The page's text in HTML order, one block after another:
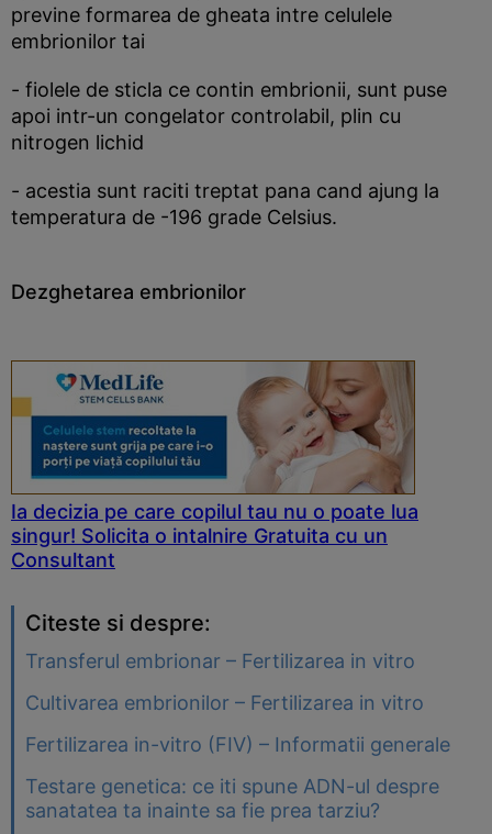
previne formarea de gheata intre celulele
embrionilor tai
- fiolele de sticla ce contin embrionii, sunt puse
apoi intr-un congelator controlabil, plin cu
nitrogen lichid
- acestia sunt raciti treptat pana cand ajung la
temperatura de -196 grade Celsius.
Dezghetarea embrionilor
Ia decizia pe care copilul tau nu o poate lua
singur! Solicita o intalnire Gratuita cu un
Consultant
Citeste si despre:
Transferul embrionar – Fertilizarea in vitro
Cultivarea embrionilor – Fertilizarea in vitro
Fertilizarea in-vitro (FIV) – Informatii generale
Testare genetica: ce iti spune ADN-ul despre
sanatatea ta inainte sa fie prea tarziu?